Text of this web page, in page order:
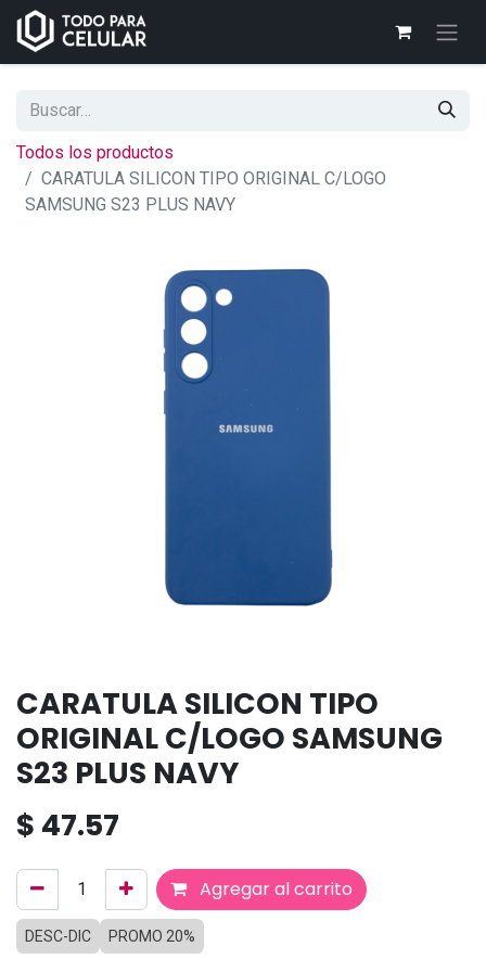
Todos los productos
CARATULA SILICON TIPO ORIGINAL C/LOGO
SAMSUNG S23 PLUS NAVY
CARATULA SILICON TIPO
ORIGINAL C/LOGO SAMSUNG
S23 PLUS NAVY
$ 47.57
Agregar al carrito
DESC-DIC PROMO 20%